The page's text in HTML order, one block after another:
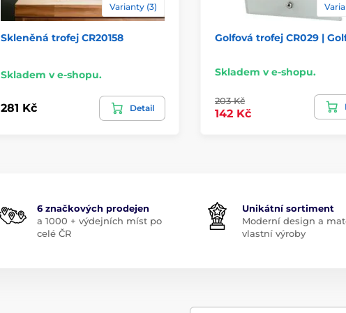
Varianty (3)
Skleněná trofej CR20158
Skladem v e-shopu.
281 Kč Detail
Golfová trofej CR029 |
Skladem v e-shopu.
203 Kč
142 Kč
6 značkových prodejen
a 1000 + výdejních míst po
celé ČR
Unikátní sortiment
Moderní design a
vlastní výroby